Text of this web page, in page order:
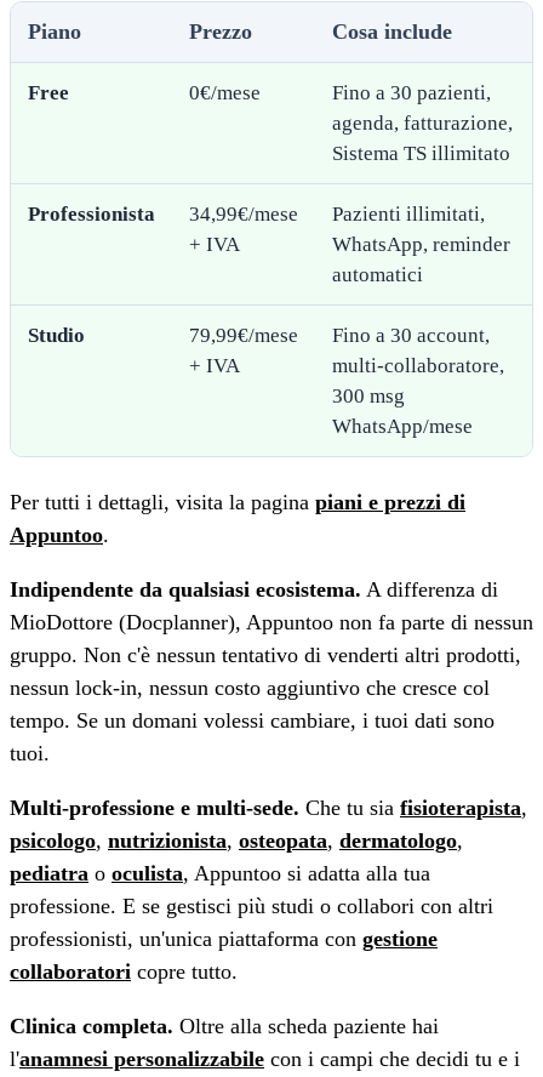
Piano Prezzo Cosa include
Free 0€/mese
Fino a 30 pazienti,
agenda, fatturazione,
Sistema TS illimitato
Professionista
34,99€/mese
+ IVA
Pazienti illimitati,
WhatsApp, reminder
automatici
Studio
79,99€/mese
+ IVA
Fino a 30 account,
multi-collaboratore,
300 msg
WhatsApp/mese
Per tutti i dettagli, visita la pagina piani e prezzi di
Appuntoo.
Indipendente da qualsiasi ecosistema. A differenza di
MioDottore (Docplanner), Appuntoo non fa parte di nessun
gruppo. Non c'è nessun tentativo di venderti altri prodotti,
nessun lock-in, nessun costo aggiuntivo che cresce col
tempo. Se un domani volessi cambiare, i tuoi dati sono
tuoi.
Multi-professione e multi-sede. Che tu sia fisioterapista,
psicologo, nutrizionista, osteopata, dermatologo,
pediatra o oculista, Appuntoo si adatta alla tua
professione. E se gestisci più studi o collabori con altri
professionisti, un'unica piattaforma con gestione
collaboratori copre tutto.
Clinica completa. Oltre alla scheda paziente hai
l'anamnesi personalizzabile con i campi che decidi tu e i